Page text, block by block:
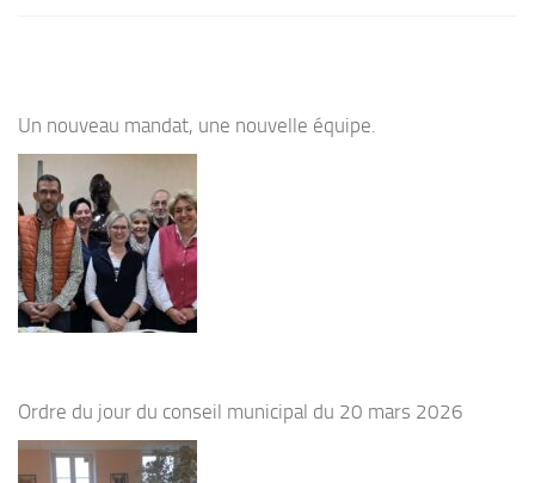
Un nouveau mandat, une nouvelle équipe.
Ordre du jour du conseil municipal du 20 mars 2026